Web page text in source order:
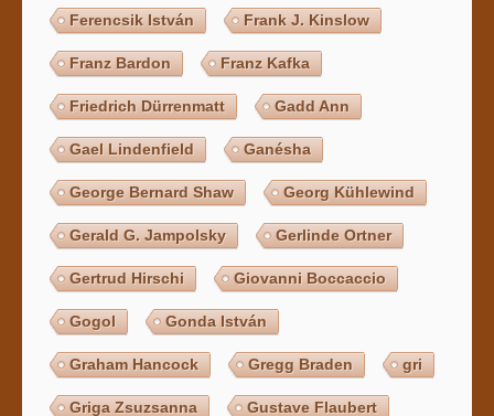
Ferencsik István Frank J. Kinslow
Franz Bardon Franz Kafka
Friedrich Dürrenmatt Gadd Ann
Gael Lindenfield Ganésha
George Bernard Shaw Georg Kühlewind
Gerald G. Jampolsky Gerlinde Ortner
Gertrud Hirschi Giovanni Boccaccio
Gogol Gonda István
Graham Hancock Gregg Braden gri
Griga Zsuzsanna Gustave Flaubert